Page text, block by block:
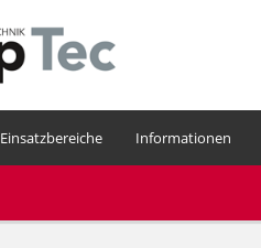
Einsatzbereiche Informationen